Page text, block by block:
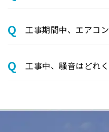
⼯事期間中、エアコ
⼯事中、騒⾳はどれ